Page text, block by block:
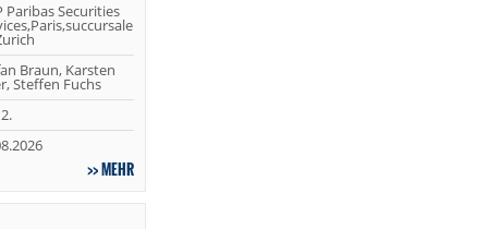
Paribas Securities
Braun, Karsten
Steffen Fuchs
MEHR